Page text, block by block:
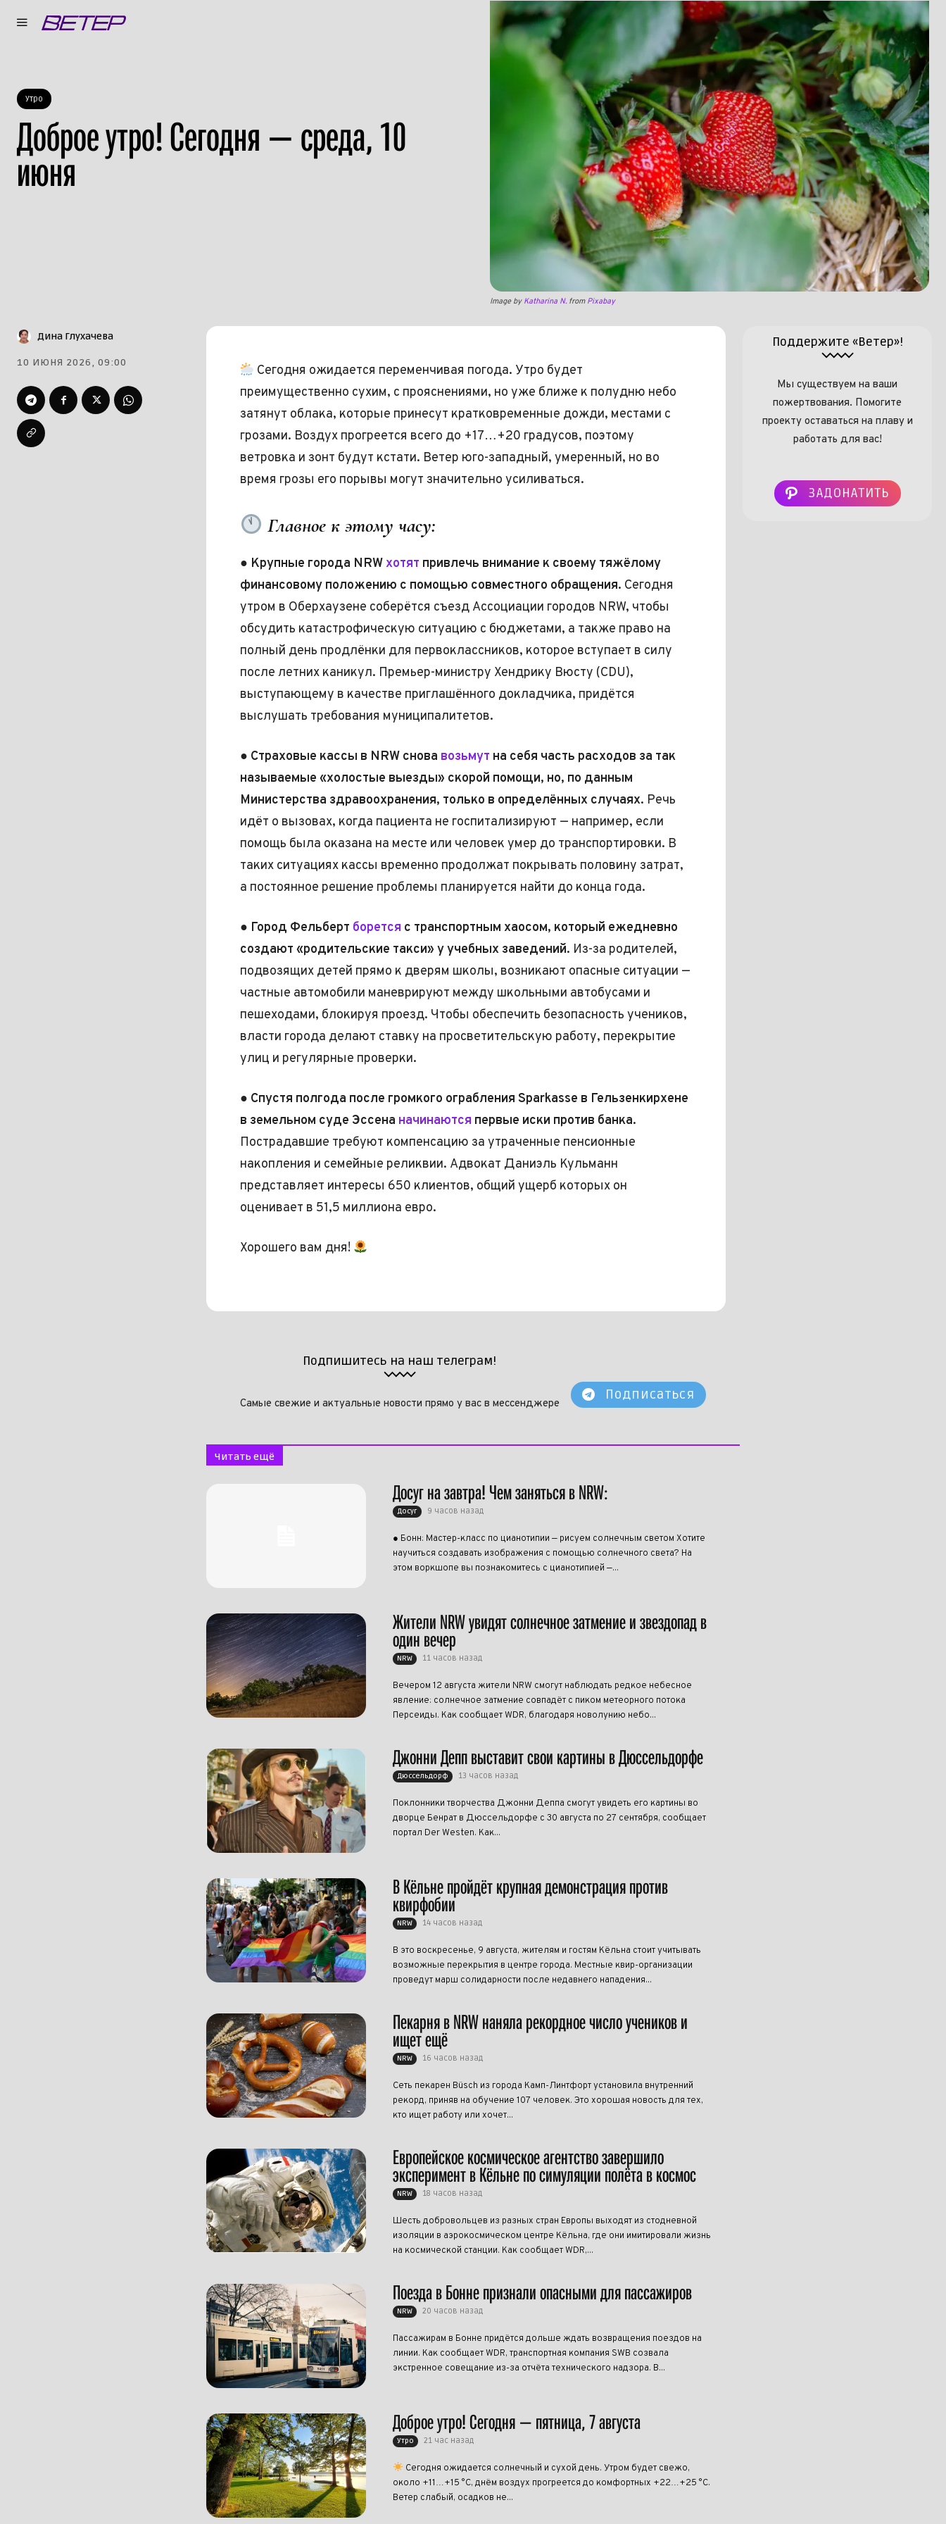
Утро
Доброе утро! Сегодня — среда, 10
июня
Image by Katharina N. from Pixabay
Дина Глухачева
10 ИЮНЯ 2026, 09:00
Сегодня ожидается переменчивая погода. Утро будет
преимущественно сухим, с прояснениями, но уже ближе к полудню небо
затянут облака, которые принесут кратковременные дожди, местами с
грозами. Воздух прогреется всего до +17…+20 градусов, поэтому
ветровка и зонт будут кстати. Ветер юго-западный, умеренный, но во
время грозы его порывы могут значительно усиливаться.
Главное к этому часу:
● Крупные города NRWхотят привлечь внимание к своему тяжёлому
финансовому положению с помощью совместного обращения. Сегодня
утром в Оберхаузене соберётся съезд Ассоциации городов NRW, чтобы
обсудить катастрофическую ситуацию с бюджетами, а также право на
полный день продлёнки для первоклассников, которое вступает в силу
после летних каникул. Премьер-министру Хендрику Вюсту (CDU),
выступающему в качестве приглашённого докладчика, придётся
выслушать требования муниципалитетов.
● Страховые кассы в NRW снова возьмут на себя часть расходов за так
называемые «холостые выезды» скорой помощи, но, по данным
Министерства здравоохранения, только в определённых случаях. Речь
идёт о вызовах, когда пациента не госпитализируют — например, если
помощь была оказана на месте или человек умер до транспортировки. В
таких ситуациях кассы временно продолжат покрывать половину затрат,
а постоянное решение проблемы планируется найти до конца года.
● Город Фельберт борется с транспортным хаосом, который ежедневно
создают «родительские такси» у учебных заведений. Из-за родителей,
подвозящих детей прямо к дверям школы, возникают опасные ситуации —
частные автомобили маневрируют между школьными автобусами и
пешеходами, блокируя проезд. Чтобы обеспечить безопасность учеников,
власти города делают ставку на просветительскую работу, перекрытие
улиц и регулярные проверки.
● Спустя полгода после громкого ограбления Sparkasse в Гельзенкирхене
в земельном суде Эссена начинаются первые иски против банка.
Пострадавшие требуют компенсацию за утраченные пенсионные
накопления и семейные реликвии. Адвокат Даниэль Кульманн
представляет интересы 650 клиентов, общий ущерб которых он
оценивает в 51,5 миллиона евро.
Хорошего вам дня!
Поддержите «Ветер»!
Мы существуем на ваши
пожертвования. Помогите
проекту оставаться на плаву и
работать для вас!
ЗАДОНАТИТЬ
Подпишитесь на наш телеграм!
Самые свежие и актуальные новости прямо у вас в мессенджере
Подписаться
Читать ещё
Досуг на завтра! Чем заняться в NRW:
Досуг 9 часов назад
● Бонн: Мастер-класс по цианотипии — рисуем солнечным светом Хотите
научиться создавать изображения с помощью солнечного света? На
этом воркшопе вы познакомитесь с цианотипией —...
Жители NRW увидят солнечное затмение и звездопад в
один вечер
NRW 11 часов назад
Вечером 12 августа жители NRW смогут наблюдать редкое небесное
явление: солнечное затмение совпадёт с пиком метеорного потока
Персеиды. Как сообщает WDR, благодаря новолунию небо...
Джонни Депп выставит свои картины в Дюссельдорфе
Дюссельдорф 13 часов назад
Поклонники творчества Джонни Деппа смогут увидеть его картины во
дворце Бенрат в Дюссельдорфе с 30 августа по 27 сентября, сообщает
портал Der Westen. Как...
В Кёльне пройдёт крупная демонстрация против
квирфобии
NRW 14 часов назад
В это воскресенье, 9 августа, жителям и гостям Кёльна стоит учитывать
возможные перекрытия в центре города. Местные квир-организации
проведут марш солидарности после недавнего нападения...
Пекарня в NRW наняла рекордное число учеников и
ищет ещё
NRW 16 часов назад
Сеть пекарен Büsch из города Камп-Линтфорт установила внутренний
рекорд, приняв на обучение 107 человек. Это хорошая новость для тех,
кто ищет работу или хочет...
Европейское космическое агентство завершило
эксперимент в Кёльне по симуляции полёта в космос
NRW 18 часов назад
Шесть добровольцев из разных стран Европы выходят из стодневной
изоляции в аэрокосмическом центре Кёльна, где они имитировали жизнь
на космической станции. Как сообщает WDR,...
Поезда в Бонне признали опасными для пассажиров
NRW 20 часов назад
Пассажирам в Бонне придётся дольше ждать возвращения поездов на
линии. Как сообщает WDR, транспортная компания SWB созвала
экстренное совещание из-за отчёта технического надзора. В...
Доброе утро! Сегодня — пятница, 7 августа
Утро 21 час назад
Сегодня ожидается солнечный и сухой день. Утром будет свежо,
около +11…+15 °C, днём воздух прогреется до комфортных +22…+25 °C.
Ветер слабый, осадков не...